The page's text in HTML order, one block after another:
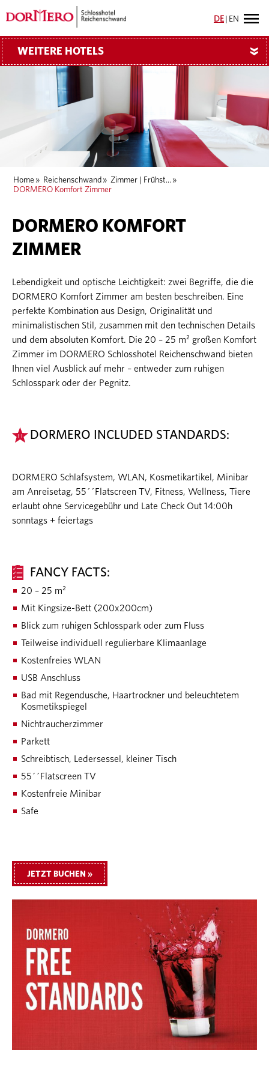
DE EN
WEITERE HOTELS »
Home » Reichenschwand » Zimmer | Frühst... »
DORMERO Komfort Zimmer
DORMERO KOMFORT
ZIMMER
Lebendigkeit und optische Leichtigkeit: zwei Begriffe, die die
DORMERO Komfort Zimmer am besten beschreiben. Eine
perfekte Kombination aus Design, Originalität und
minimalistischen Stil, zusammen mit den technischen Details
und dem absoluten Komfort. Die 20 – 25 m² großen Komfort
Zimmer im DORMERO Schlosshotel Reichenschwand bieten
Ihnen viel Ausblick auf mehr – entweder zum ruhigen
Schlosspark oder der Pegnitz.
DORMERO INCLUDED STANDARDS:
DORMERO Schlafsystem, WLAN, Kosmetikartikel, Minibar
am Anreisetag, 55´´Flatscreen TV, Fitness, Wellness, Tiere
erlaubt ohne Servicegebühr und Late Check Out 14:00h
sonntags + feiertags
FANCY FACTS:
20 – 25 m²
Mit Kingsize-Bett (200x200cm)
Blick zum ruhigen Schlosspark oder zum Fluss
Teilweise individuell regulierbare Klimaanlage
Kostenfreies WLAN
USB Anschluss
Bad mit Regendusche, Haartrockner und beleuchtetem
Kosmetikspiegel
Nichtraucherzimmer
Parkett
Schreibtisch, Ledersessel, kleiner Tisch
55´´Flatscreen TV
Kostenfreie Minibar
Safe
JETZT BUCHEN »